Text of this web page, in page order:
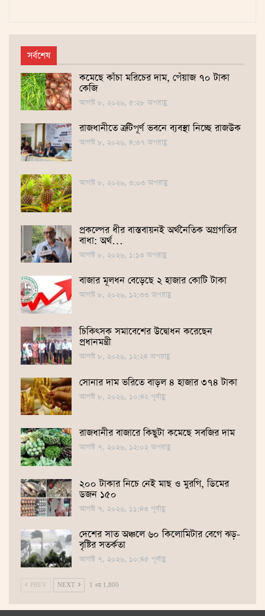
সর্বশেষ
কমেছে কাঁচা মরিচের দাম, পেঁয়াজ ৭০ টাকা
কেজি
আগস্ট ৮, ২০২৬, ৫:২৮ অপরাহ্ণ
রাজধানীতে ত্রুটিপূর্ণ ভবনে ব্যবস্থা নিচ্ছে রাজউক
আগস্ট ৮, ২০২৬, ৪:৩৭ অপরাহ্ণ
আগস্ট ৮, ২০২৬, ৩:০৩ অপরাহ্ণ
প্রকল্পের ধীর বাস্তবায়নই অর্থনৈতিক অগ্রগতির
বাধা: অর্থ…
আগস্ট ৮, ২০২৬, ১:১৩ অপরাহ্ণ
বাজার মূলধন বেড়েছে ২ হাজার কোটি টাকা
আগস্ট ৮, ২০২৬, ১২:৩৩ অপরাহ্ণ
চিকিৎসক সমাবেশের উদ্বোধন করেছেন
প্রধানমন্ত্রী
আগস্ট ৮, ২০২৬, ১২:২৪ অপরাহ্ণ
সোনার দাম ভ‌রি‌তে বাড়ল ৪ হাজার ৩৭৪ টাকা
আগস্ট ৮, ২০২৬, ১০:৪২ পূর্বাহ্ণ
রাজধানীর বাজারে কিছুটা কমেছে সবজির দাম
আগস্ট ৭, ২০২৬, ১২:০২ অপরাহ্ণ
২০০ টাকার নিচে নেই মাছ ও মুরগি, ডিমের
ডজন ১৫০
আগস্ট ৭, ২০২৬, ১১:৪৩ পূর্বাহ্ণ
দেশের সাত অঞ্চলে ৬০ কিলোমিটার বেগে ঝড়-
বৃষ্টির সতর্কতা
আগস্ট ৭, ২০২৬, ১০:৪৫ পূর্বাহ্ণ
PREV NEXT 1 এর 1,800